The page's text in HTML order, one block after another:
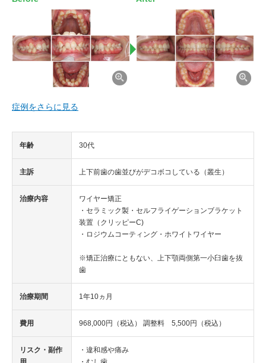
症例をさらに見る
年齢 30代
主訴 上下前歯の歯並びがデコボコしている（叢生）
治療内容
ワイヤー矯正
・セラミック製・セルフライゲーションブラケット
装置（クリッピーC)
・ロジウムコーティング・ホワイトワイヤー
※矯正治療にともない、上下顎両側第一小臼歯を抜
歯
治療期間 1年10ヵ月
費用 968,000円（税込） 調整料 5,500円（税込）
リスク・副作
・違和感や痛み